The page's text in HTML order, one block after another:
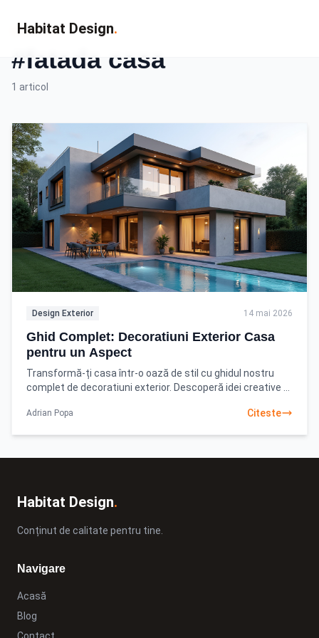
Habitat Design.
Eticheta
#fatada casa
1 articol
Design Exterior 14 mai 2026
Ghid Complet: Decoratiuni Exterior Casa
pentru un Aspect
Transformă-ți casa într-o oază de stil cu ghidul nostru
complet de decoratiuni exterior. Descoperă idei creative și
Adrian Popa Citeste
Habitat Design.
Conținut de calitate pentru tine.
Navigare
Acasă
Blog